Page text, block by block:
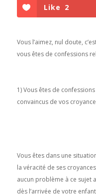
Like 2
Vous l’aimez, nul doute,
vous êtes de confessions
1) Vous êtes de
convaincus de vos
Vous êtes dans une
la véracité de ses
aucun problème à ce sujet
dès l’arrivée de votre